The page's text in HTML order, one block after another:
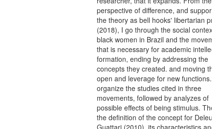
perspective of difference, and
the theory as bell hooks' libertarian
(2018), I go through the social context
black women in Brazil and the
that is necessary for academic
formation, ending by addressing the
concepts they created. and moving
open and leverage for new functions. I
organize the studies cited in three
movements, followed by analyzes of
possible effects of being stimulus. The
the definition of the concept for
Guattari (2010), its characteristics and